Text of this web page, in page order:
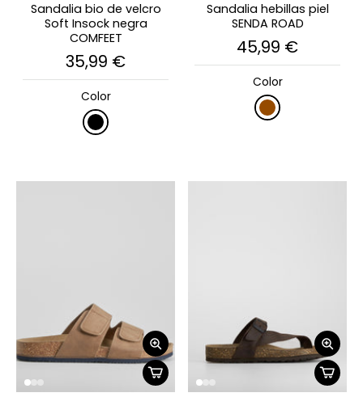
Sandalia bio de velcro
Soft Insock negra
COMFEET
35,99 €
Color
Sandalia hebillas piel
SENDA ROAD
45,99 €
Color